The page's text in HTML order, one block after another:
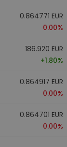
0.864771 EUR
0.00%
186.920 EUR
+1.80%
0.864917 EUR
0.00%
0.864701 EUR
0.00%